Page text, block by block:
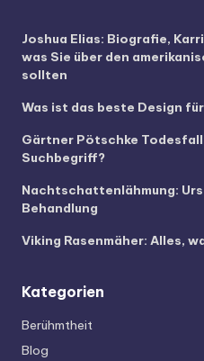
Joshua Elias: Biografie,
was Sie über den
sollten
Was ist das beste Design
Gärtner Pötschke
Suchbegriff?
Nachtschattenlähmung:
Behandlung
Viking Rasenmäher: Alles,
Kategorien
Berühmtheit
Blog